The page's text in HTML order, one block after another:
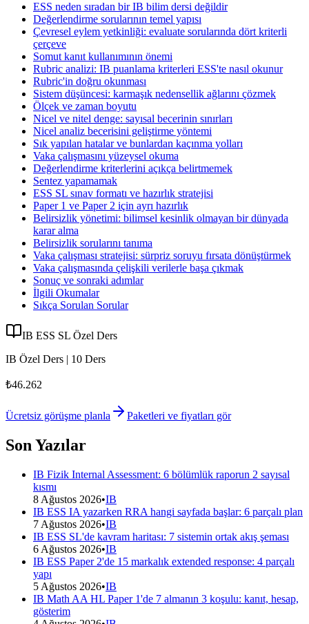
ESS neden sıradan bir IB bilim dersi değildir
Değerlendirme sorularının temel yapısı
Çevresel eylem yetkinliği: evaluate sorularında dört kriterli
çerçeve
Somut kanıt kullanımının önemi
Rubric analizi: IB puanlama kriterleri ESS'te nasıl okunur
Rubric'in doğru okunması
Sistem düşüncesi: karmaşık nedensellik ağlarını çözmek
Ölçek ve zaman boyutu
Nicel ve nitel denge: sayısal becerinin sınırları
Nicel analiz becerisini geliştirme yöntemi
Sık yapılan hatalar ve bunlardan kaçınma yolları
Vaka çalışmasını yüzeysel okuma
Değerlendirme kriterlerini açıkça belirtmemek
Sentez yapamamak
ESS SL sınav formatı ve hazırlık stratejisi
Paper 1 ve Paper 2 için ayrı hazırlık
Belirsizlik yönetimi: bilimsel kesinlik olmayan bir dünyada
karar alma
Belirsizlik sorularını tanıma
Vaka çalışması stratejisi: sürpriz soruyu fırsata dönüştürmek
Vaka çalışmasında çelişkili verilerle başa çıkmak
Sonuç ve sonraki adımlar
İlgili Okumalar
Sıkça Sorulan Sorular
IB ESS SL Özel Ders
IB Özel Ders | 10 Ders
₺46.262
Ücretsiz görüşme planla Paketleri ve fiyatları gör
Son Yazılar
IB Fizik Internal Assessment: 6 bölümlük raporun 2 sayısal
kısmı
8 Ağustos 2026•IB
IB ESS IA yazarken RRA hangi sayfada başlar: 6 parçalı plan
7 Ağustos 2026•IB
IB ESS SL'de kavram haritası: 7 sistemin ortak akış şeması
6 Ağustos 2026•IB
IB ESS Paper 2'de 15 markalık extended response: 4 parçalı
yapı
5 Ağustos 2026•IB
IB Math AA HL Paper 1'de 7 almanın 3 koşulu: kanıt, hesap,
gösterim